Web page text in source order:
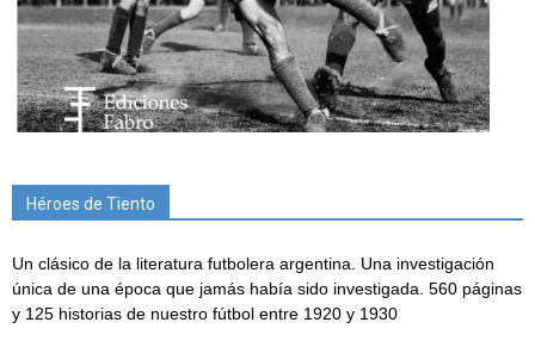
Héroes de Tiento
Un clásico de la literatura futbolera argentina. Una investigación
única de una época que jamás había sido investigada. 560 páginas
y 125 historias de nuestro fútbol entre 1920 y 1930